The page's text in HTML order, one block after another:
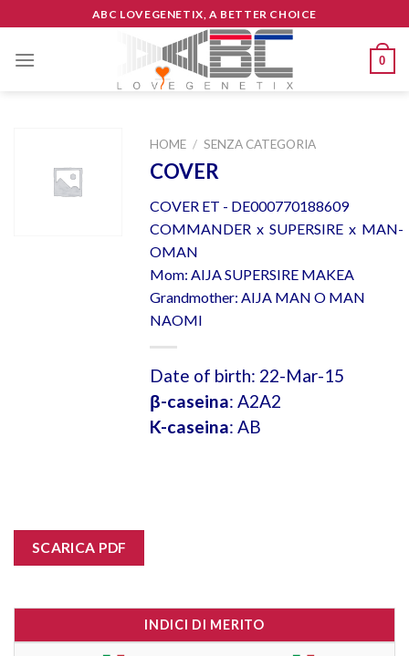
to
content
ABC LOVEGENETIX, A BETTER CHOICE
0
HOME / SENZA CATEGORIA
COVER
COVER ET - DE000770188609
COMMANDER x SUPERSIRE x MAN-
OMAN
Mom: AIJA SUPERSIRE MAKEA
Grandmother: AIJA MAN O MAN
NAOMI
Date of birth: 22-Mar-15
β-caseina: A2A2
K-caseina: AB
SCARICA PDF
INDICI DI MERITO